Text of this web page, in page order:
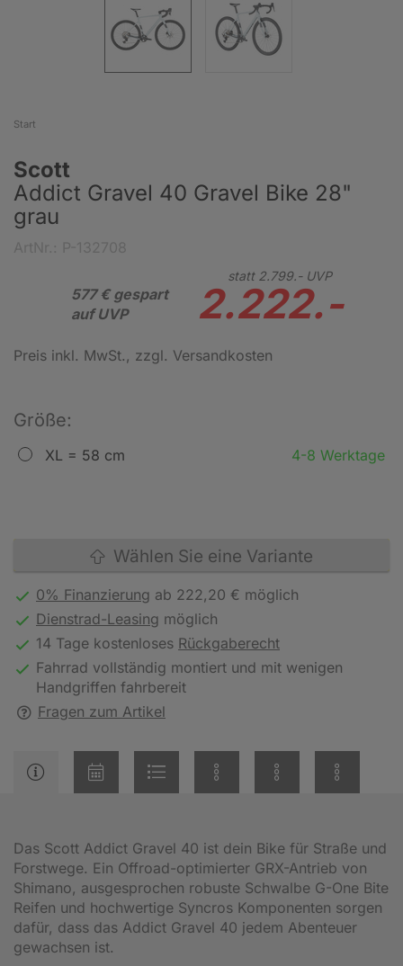
Start
Scott
Addict Gravel 40 Gravel Bike 28"
grau
577 € gespart
auf UVP
statt 2.799.-UVP
2.222.-
Preis inkl. MwSt. , zzgl. Versandkosten
Größe:
XL = 58 cm 4-8 Werktage
Wählen Sie eine Variante
0% Finanzierung ab 222,20 € möglich
Dienstrad-Leasing möglich
14 Tage kostenloses Rückgaberecht
Fahrrad vollständig montiert und mit wenigen
Handgriffen fahrbereit
Fragen zum Artikel
Das Scott Addict Gravel 40 ist dein Bike für Straße und
Forstwege. Ein Offroad-optimierter GRX-Antrieb von
Shimano, ausgesprochen robuste Schwalbe G-One Bite
Reifen und hochwertige Syncros Komponenten sorgen
dafür, dass das Addict Gravel 40 jedem Abenteuer
gewachsen ist.